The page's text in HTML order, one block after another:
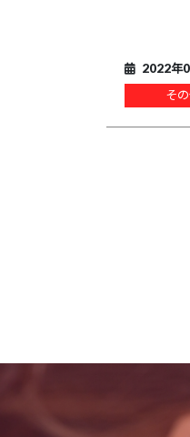
2022年
そ